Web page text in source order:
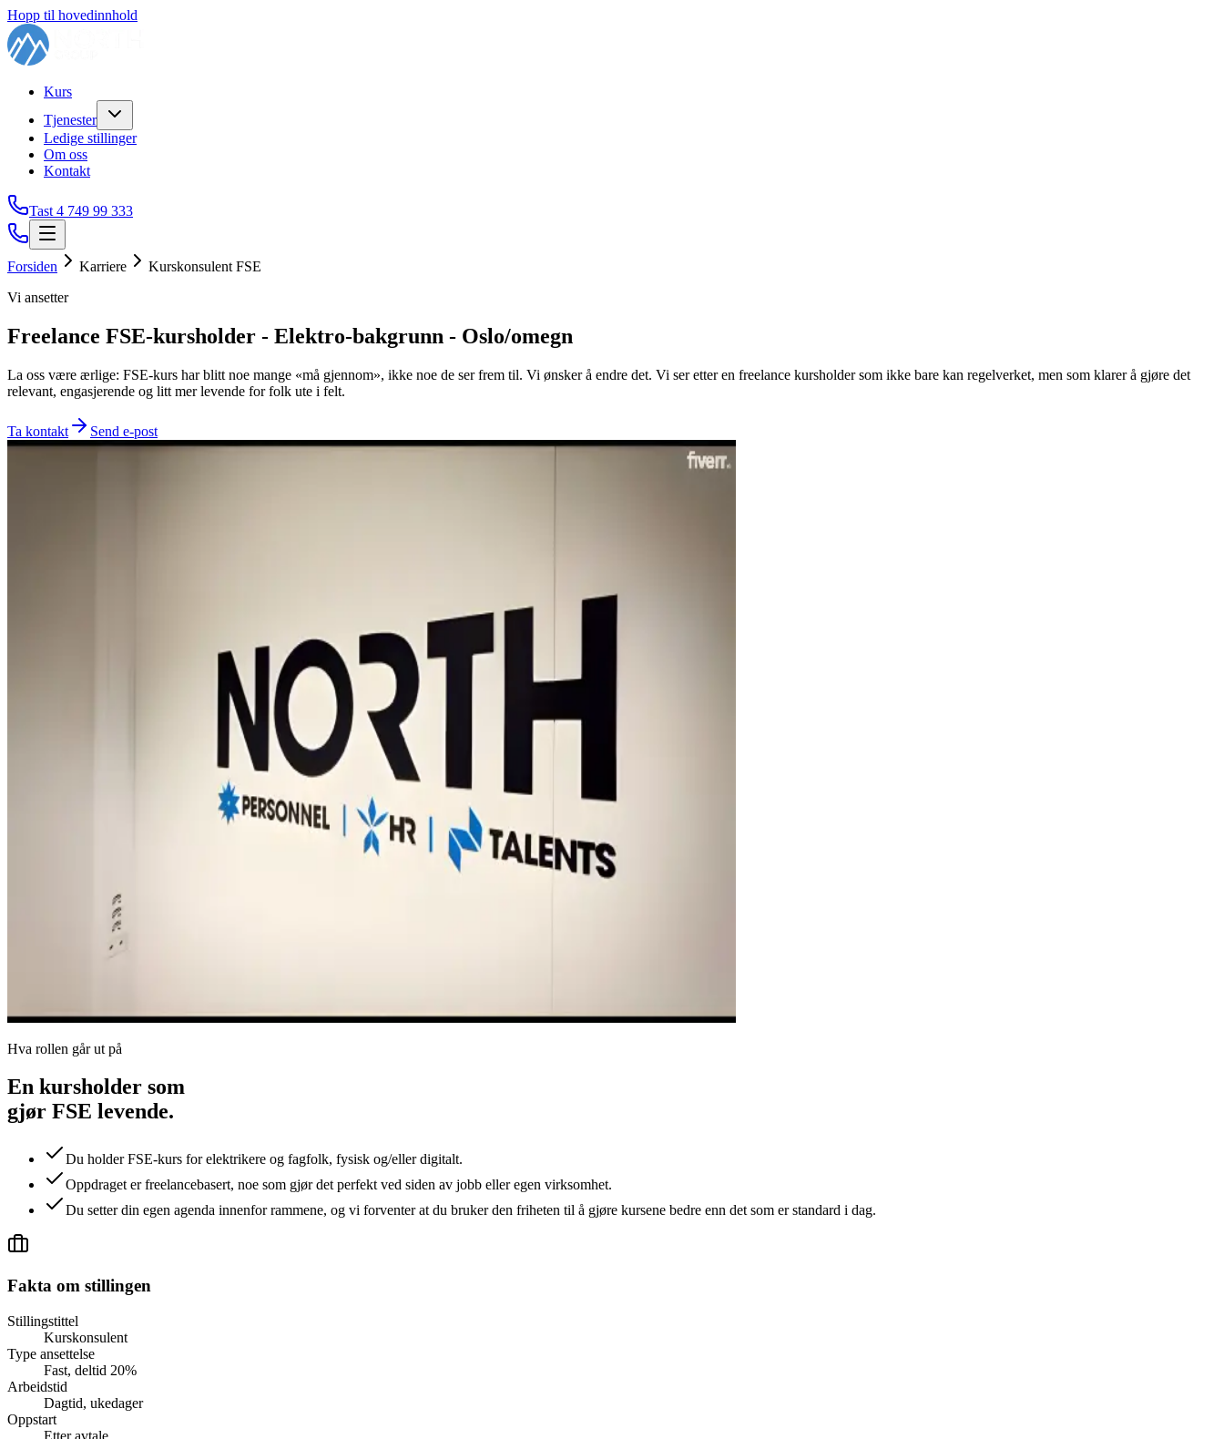
Hopp til hovedinnhold
Kurs
Tjenester
Ledige stillinger
Om oss
Kontakt
Tast 4 749 99 333
Forsiden Karriere
Kurskonsulent FSE
Vi ansetter
Freelance FSE-kursholder - Elektro-bakgrunn - Oslo/omegn
La oss være ærlige: FSE-kurs har blitt noe mange «må gjennom», ikke noe de ser frem til. Vi ønsker å endre det. Vi ser etter en freelance kursholder som ikke bare kan regelverket, men som klarer å gjøre det
relevant, engasjerende og litt mer levende for folk ute i felt.
Ta kontakt Send e-post
Hva rollen går ut på
En kursholder som
gjør FSE levende.
Du holder FSE-kurs for elektrikere og fagfolk, fysisk og/eller digitalt.
Oppdraget er freelancebasert, noe som gjør det perfekt ved siden av jobb eller egen virksomhet.
Du setter din egen agenda innenfor rammene, og vi forventer at du bruker den friheten til å gjøre kursene bedre enn det som er standard i dag.
Fakta om stillingen
Stillingstittel
Kurskonsulent
Type ansettelse
Fast, deltid 20%
Arbeidstid
Dagtid, ukedager
Oppstart
Etter avtale